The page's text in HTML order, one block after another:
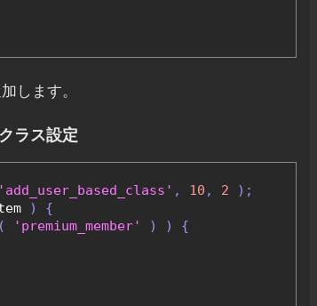
します。
ラス設定
'add_user_based_class' , 10 , 2
);
)
{
( 'premium_member' ) )
{